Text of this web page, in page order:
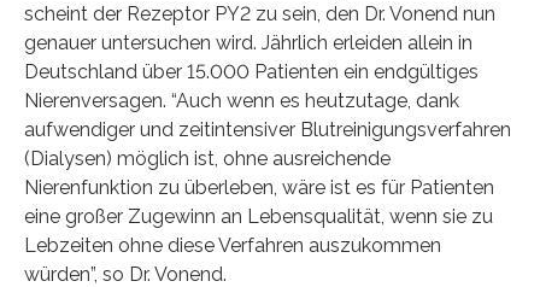
scheint der Rezeptor PY2 zu sein, den Dr. Vonend nun
genauer untersuchen wird. Jährlich erleiden allein in
Deutschland über 15.000 Patienten ein endgültiges
Nierenversagen. “Auch wenn es heutzutage, dank
aufwendiger und zeitintensiver Blutreinigungsverfahren
(Dialysen) möglich ist, ohne ausreichende
Nierenfunktion zu überleben, wäre ist es für Patienten
eine großer Zugewinn an Lebensqualität, wenn sie zu
Lebzeiten ohne diese Verfahren auszukommen
würden”, so Dr. Vonend.